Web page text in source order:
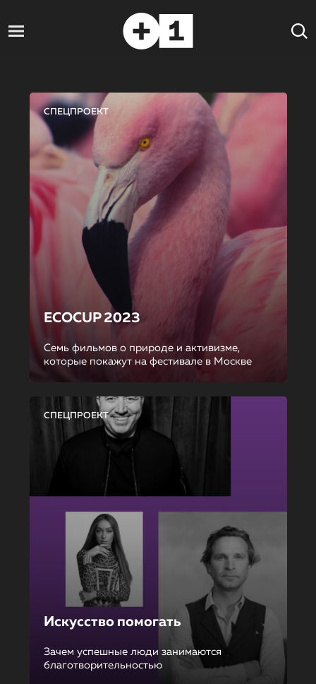
СПЕЦПРОЕКТ
ECOCUP 2023
Семь фильмов о природе и активизме,
которые покажут на фестивале в Москве
СПЕЦПРОЕКТ
Искусство помогать
Зачем успешные люди занимаются
благотворительностью